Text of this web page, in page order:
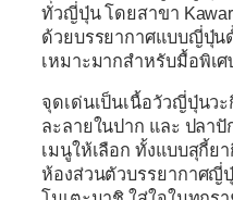
ทั่วญี่ปุ่น โดยสาขา
ด้วยบรรยากาศแบบญี่ปุ่น
เหมาะมากสำหรับมื้อพิ
จุดเด่นเป็นเนื้อวัวญี่ปุ่นวะ
ละลายในปาก และ ปลา
เมนูให้เลือก ทั้งแบบสุกี้ย
ห้องส่วนตัวบรรยากาศญี่